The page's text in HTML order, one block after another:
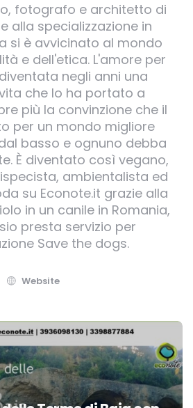
fotografo e architetto di
alla specializzazione in
si è avvicinato al mondo
e dell'etica. L'amore per
negli anni una
che lo ha portato a
più la convinzione che il
per un mondo migliore
basso e ognuno debba
È diventato così vegano,
ambientalista ed
su Econote.it grazie alla
in un canile in Romania,
presta servizio per
Save the dogs.
Website